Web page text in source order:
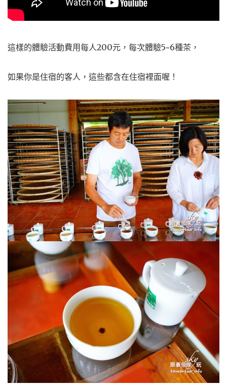
這樣的體驗活動費用每人200元，每次體驗5~6種茶，
如果你是住宿的客人，這些都含在住宿裡面喔！